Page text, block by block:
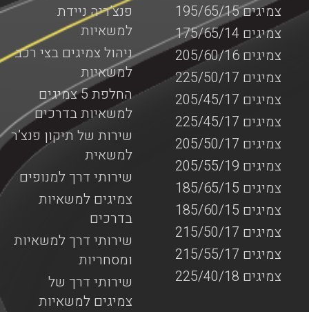
פנצ’ריה ניידת
למשאיות
ניהול צמיגים בצי רכב
למשאיות
החלפת 5 צמיגים
למשאיות בדרכים
שירות של תיקון פנצ’ר
למשאית
שירותי דרך למנופים
צמיגים למשאיות
בדרכים
שירותי דרך למשאיות
ומסחריות
שירותי דרך של
צמיגים למשאיות
צמיגים 195/65/15
צמיגים 175/65/14
צמיגים 205/60/16
צמיגים 225/50/17
צמיגים 205/45/17
צמיגים 225/45/17
צמיגים 205/50/17
צמיגים 205/55/19
צמיגים 185/65/15
צמיגים 185/60/15
צמיגים 215/50/17
צמיגים 215/55/17
צמיגים 225/40/18